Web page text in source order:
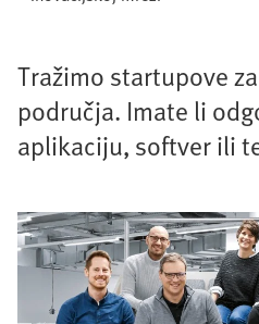
Tražimo startupove
područja. Imate li
aplikaciju, softver ili